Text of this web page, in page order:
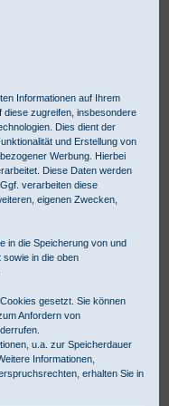
Diagnostik
3,5 V
Informationen auf Ihrem
diese zugreifen, insbesondere
Dies dient der
und Erstellung von
Werbung. Hierbei
Diese Daten werden
verarbeiten diese
eigenen Zwecken,
in die Speicherung von und
sowie in die oben
gesetzt. Sie können
Anfordern von
u.a. zur Speicherdauer
Informationen,
erhalten Sie in